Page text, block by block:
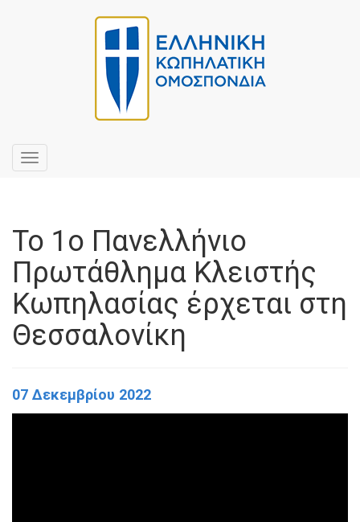
Toggle
navigation
Το 1ο Πανελλήνιο
Πρωτάθλημα Κλειστής
Κωπηλασίας έρχεται στη
Θεσσαλονίκη
07 Δεκεμβρίου 2022